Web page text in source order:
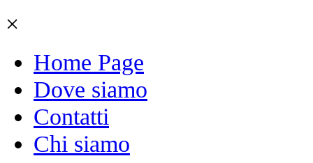
×
Home Page
Dove siamo
Contatti
Chi siamo